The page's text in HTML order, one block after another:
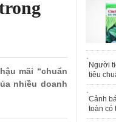
mãi “chuẩn
nhiều doanh
Người
tiêu
Cảnh
toàn có